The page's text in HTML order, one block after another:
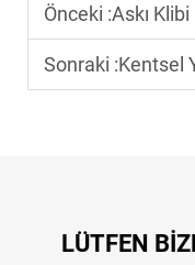
Önceki :Askı Klibi
Sonraki :Kentsel Yenileme
LÜTFEN